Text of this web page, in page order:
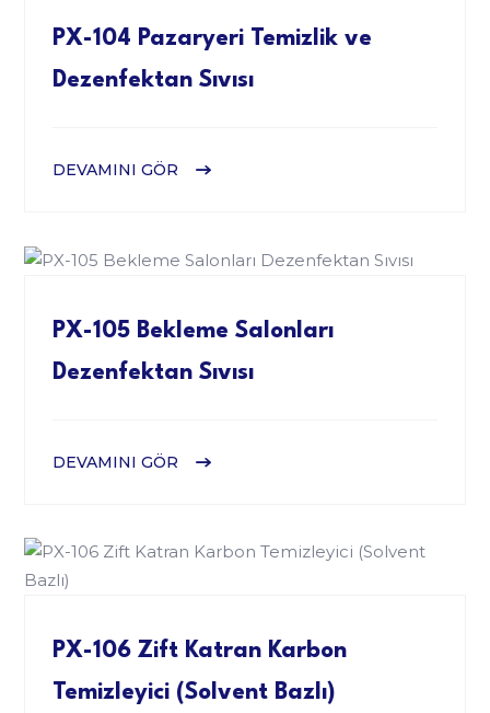
PX-104 Pazaryeri Temizlik ve
Dezenfektan Sıvısı
DEVAMINI GÖR
PX-105 Bekleme Salonları
Dezenfektan Sıvısı
DEVAMINI GÖR
PX-106 Zift Katran Karbon
Temizleyici (Solvent Bazlı)